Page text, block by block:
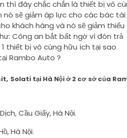
thì đây chắc chắn là thiết bị vô
sẽ giảm áp lực cho các bác tài
khách hàng và nó sẽ giảm thiểu
Công an bắt bất ngờ vì đón trả
thiết bị vô cùng hữu ích tại sao
Rambo Auto ?
Solati tại Hà Nội ở 2 cơ sở của
Cầu Giấy, Hà Nội.
Hà Nội.